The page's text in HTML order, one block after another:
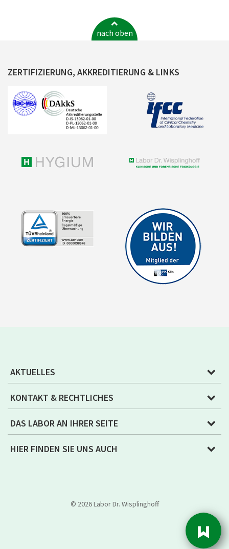
nach oben
ZERTIFIZIERUNG, AKKREDITIERUNG & LINKS
AKTUELLES
KONTAKT & RECHTLICHES
DAS LABOR AN IHRER SEITE
HIER FINDEN SIE UNS AUCH
© 2026 Labor Dr. Wisplinghoff